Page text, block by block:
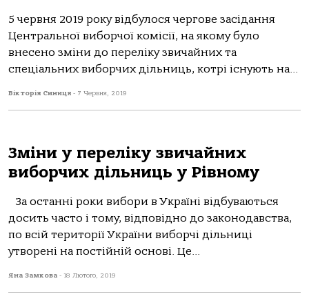
5 червня 2019 року відбулося чергове засідання
Центральної виборчої комісії, на якому було
внесено зміни до переліку звичайних та
спеціальних виборчих дільниць, котрі існують на...
Вікторія Синиця - 7 Червня, 2019
Зміни у переліку звичайних
виборчих дільниць у Рівному
За останні роки вибори в Україні відбуваються
досить часто і тому, відповідно до законодавства,
по всій території України виборчі дільниці
утворені на постійній основі. Це...
Яна Замкова - 18 Лютого, 2019